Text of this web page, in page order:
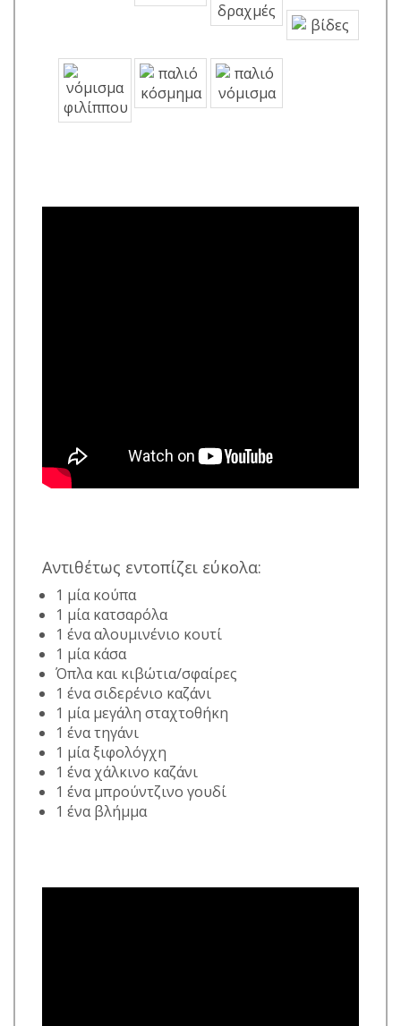
Αντιθέτως εντοπίζει εύκολα:
1 μία κούπα
1 μία κατσαρόλα
1 ένα αλουμινένιο κουτί
1 μία κάσα
Όπλα και κιβώτια/σφαίρες
1 ένα σιδερένιο καζάνι
1 μία μεγάλη σταχτοθήκη
1 ένα τηγάνι
1 μία ξιφολόγχη
1 ένα χάλκινο καζάνι
1 ένα μπρούντζινο γουδί
1 ένα βλήμμα